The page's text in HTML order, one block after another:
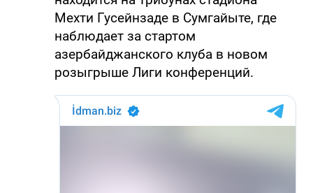
Мехти Гусейнзаде в Сумгайыте, где
наблюдает за стартом
азербайджанского клуба в новом
розыгрыше Лиги конференций.